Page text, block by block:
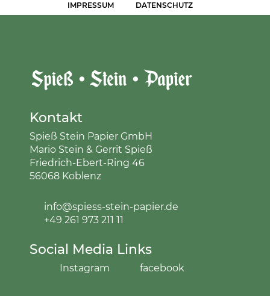
IMPRESSUM DATENSCHUTZ
Kontakt
Spieß Stein Papier GmbH
Mario Stein & Gerrit Spieß
Friedrich-Ebert-Ring 46
56068 Koblenz
info@spiess-stein-papier.de
+49 261 973 211 11
Social Media Links
Instagram facebook